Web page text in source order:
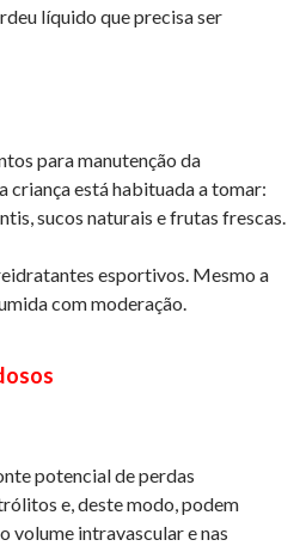
líquido que precisa ser
para manutenção da
criança está habituada a tomar:
sucos naturais e frutas frescas.
esportivos. Mesmo a
com moderação.
potencial de perdas
e, deste modo, podem
volume intravascular e nas